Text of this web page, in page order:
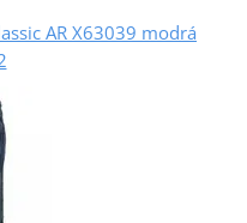
AR X63039 modrá